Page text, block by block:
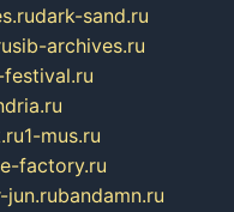
dark-sand.ru
sib-archives.ru
1-mus.ru
factory.ru
jun.rubandamn.ru